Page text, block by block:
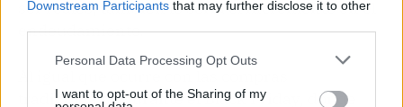
Downstream Participants that may further disclose it to other
Personal Data Processing Opt Outs
I want to opt-out of the Sharing of my
ser reales, también lo sería el incremento en el
endeudamiento.
tradicionales durante el Black Friday, donde